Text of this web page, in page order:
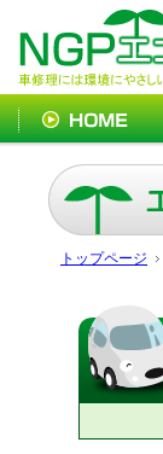
トップページ